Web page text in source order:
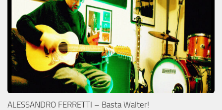
ALESSANDRO FERRETTI – Basta Walter!